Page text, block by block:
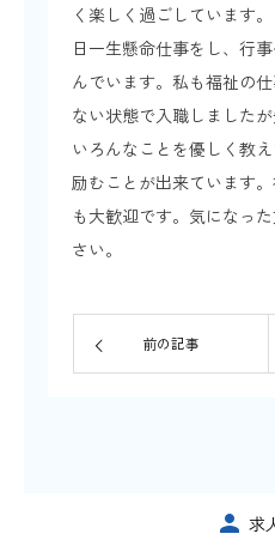
く楽しく過ごしています
日一生懸命仕事をし、行
んでいます。私も福祉の
ない状態で入職しました
いろんなことを優しく教
励むことが出来ています
も大歓迎です。気になっ
さい。
前の記事
求